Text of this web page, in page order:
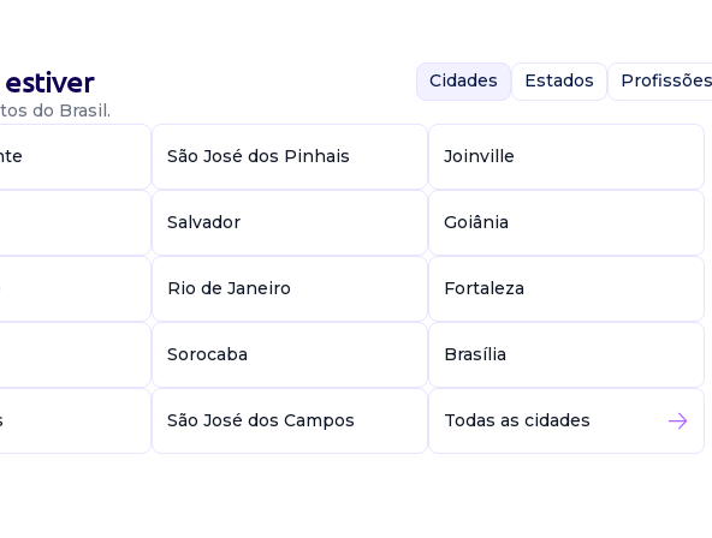
frota própria e
do Brasil.
Cidades Estados Profissões
São José dos Pinhais Joinville
Salvador Goiânia
Rio de Janeiro Fortaleza
Sorocaba Brasília
São José dos Campos Todas as cidades